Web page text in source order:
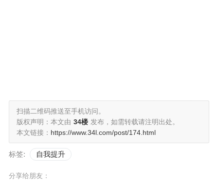
扫描二维码推送至手机访问。
版权声明：本文由 34楼 发布，如需转载请注明出处。
本文链接： https://www.34l.com/post/174.html
标签: 自我提升
分享给朋友：